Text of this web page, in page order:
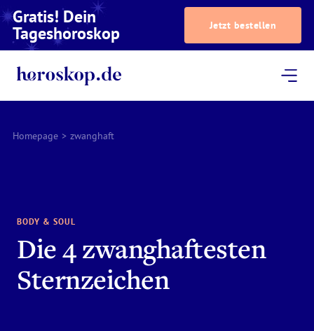
Gratis! Dein
Tageshoroskop Jetzt bestellen
Homepage > zwanghaft
BODY & SOUL
Die 4 zwanghaftesten
Sternzeichen